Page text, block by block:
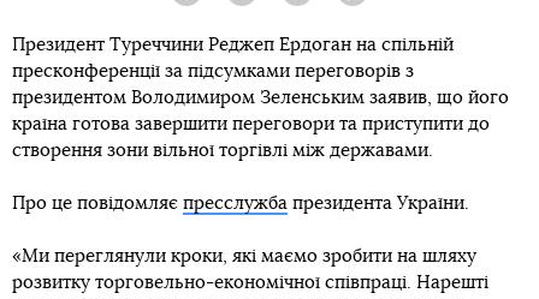
Президент Туреччини Реджеп Ердоган на спільній
пресконференції за підсумками переговорів з
президентом Володимиром Зеленським заявив, що його
країна готова завершити переговори та приступити до
створення зони вільної торгівлі між державами.
Про це повідомляє пресслужба президента України.
«Ми переглянули кроки, які маємо зробити на шляху
розвитку торговельно-економічної співпраці. Нарешті